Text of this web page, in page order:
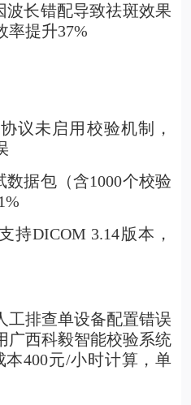
波长错配导致祛斑效果
率提升37%
协议未启用校验机制，
数据包（含1000个校验
持DICOM 3.14版本，
工排查单设备配置错误
广西科毅智能校验系统
400元/小时计算，单